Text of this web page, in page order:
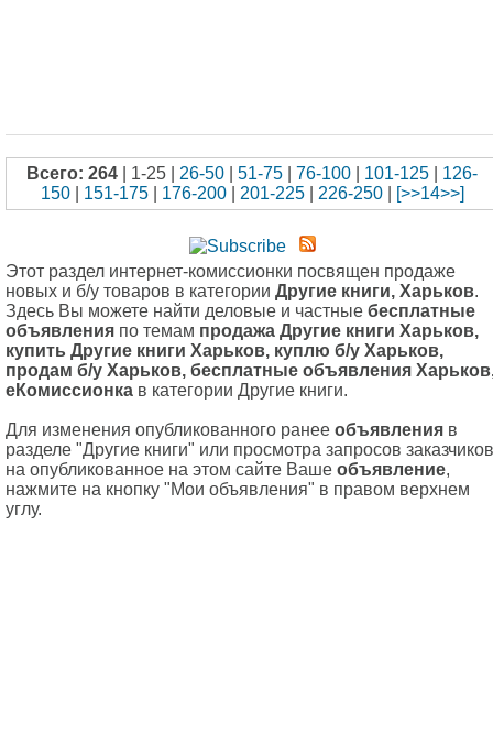
Всего: 264 | 1-25 | 26-50 51-75 76-100 101-125
126-
150| 151-175| 176-200| 201-225| 226-250| [>>14>>]
Этот раздел интернет-комиссионки посвящен продаже
новых и б/у товаров в категории Другие книги, Харьков.
Здесь Вы можете найти деловые и частные бесплатные
объявления по темам продажа Другие книги Харьков,
купить Другие книги Харьков, куплю б/у Харьков,
продам б/у Харьков, бесплатные объявления
еКомиссионка в категории Другие книги.
Для изменения опубликованного ранее объявления в
разделе "Другие книги" или просмотра запросов заказчиков
на опубликованное на этом сайте Ваше объявление,
нажмите на кнопку "Мои объявления" в правом верхнем
углу.